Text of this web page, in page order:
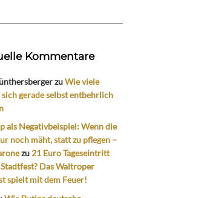
Kommentare
zuWie viele
sich gerade selbst entbehrlich
als Negativbeispiel: Wenn die
noch mäht, statt zu pflegen –
zu 21 Euro Tageseintritt
Das Waltroper
spielt mit dem Feuer!